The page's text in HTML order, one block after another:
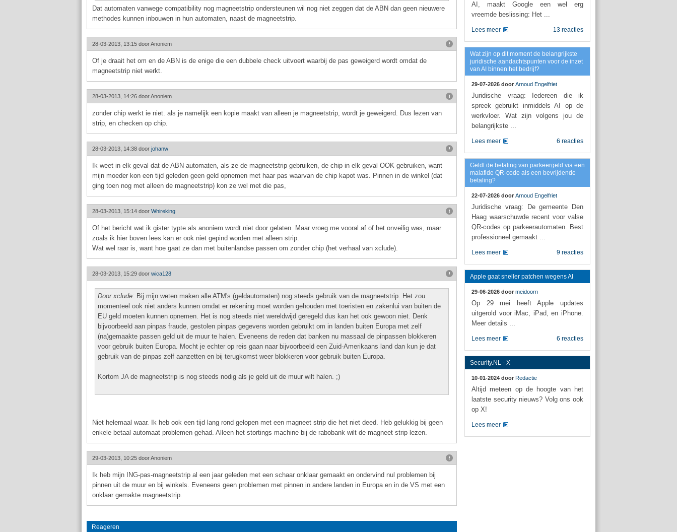
Dat automaten vanwege compatibility nog magneetstrip ondersteunen wil nog niet zeggen dat de ABN dan geen nieuwere
methodes kunnen inbouwen in hun automaten, naast de magneetstrip.
28-03-2013, 13:15 doorAnoniem
Of je draait het om en de ABN is de enige die een dubbele check uitvoert waarbij de pas geweigerd wordt omdat de
magneetstrip niet werkt.
28-03-2013, 14:26 doorAnoniem
zonder chip werkt ie niet. als je namelijk een kopie maakt van alleen je magneetstrip, wordt je geweigerd. Dus lezen van
strip, en checken op chip.
28-03-2013, 14:38 door johanw
Ik weet in elk geval dat de ABN automaten, als ze de magneetstrip gebruiken, de chip in elk geval OOK gebruiken, want
mijn moeder kon een tijd geleden geen geld opnemen met haar pas waarvan de chip kapot was. Pinnen in de winkel (dat
ging toen nog met alleen de magneetstrip) kon ze wel met die pas,
28-03-2013, 15:14 door Whireking
Of het bericht wat ik gister typte als anoniem wordt niet door gelaten. Maar vroeg me vooral af of het onveilig was, maar
zoals ik hier boven lees kan er ook niet gepind worden met alleen strip.
Wat wel raar is, want hoe gaat ze dan met buitenlandse passen om zonder chip (het verhaal van xclude).
28-03-2013, 15:29 door wica128
Door xclude: Bij mijn weten maken alle ATM's (geldautomaten) nog steeds gebruik van de magneetstrip. Het zou
momenteel ook niet anders kunnen omdat er rekening moet worden gehouden met toeristen en zakenlui van buiten de
EU geld moeten kunnen opnemen. Het is nog steeds niet wereldwijd geregeld dus kan het ook gewoon niet. Denk
bijvoorbeeld aan pinpas fraude, gestolen pinpas gegevens worden gebruikt om in landen buiten Europa met zelf
(na)gemaakte passen geld uit de muur te halen. Eveneens de reden dat banken nu massaal de pinpassen blokkeren
voor gebruik buiten Europa. Mocht je echter op reis gaan naar bijvoorbeeld een Zuid-Amerikaans land dan kun je dat
gebruik van de pinpas zelf aanzetten en bij terugkomst weer blokkeren voor gebruik buiten Europa.
Kortom JA de magneetstrip is nog steeds nodig als je geld uit de muur wilt halen. ;)
Niet helemaal waar. Ik heb ook een tijd lang rond gelopen met een magneet strip die het niet deed. Heb gelukkig bij geen
enkele betaal automaat problemen gehad. Alleen het stortings machine bij de rabobank wilt de magneet strip lezen.
29-03-2013, 10:25 doorAnoniem
Ik heb mijn ING-pas-magneetstrip al een jaar geleden met een schaar onklaar gemaakt en ondervind nul problemen bij
pinnen uit de muur en bij winkels. Eveneens geen problemen met pinnen in andere landen in Europa en in de VS met een
onklaar gemakte magneetstrip.
Reageren
AI, maakt Google een wel erg
vreemde beslissing: Het ...
13 reacties
Lees meer
Wat zijn op dit moment de belangrijkste
juridische aandachtspunten voor de inzet
van AI binnen het bedrijf?
29-07-2026 door Arnoud Engelfriet
Juridische vraag: Iedereen die ik
spreek gebruikt inmiddels AI op de
werkvloer. Wat zijn volgens jou de
belangrijkste ...
6 reacties
Lees meer
Geldt de betaling van parkeergeld via een
malafide QR-code als een bevrijdende
betaling?
22-07-2026 door Arnoud Engelfriet
Juridische vraag: De gemeente Den
Haag waarschuwde recent voor valse
QR-codes op parkeerautomaten. Best
professioneel gemaakt ...
9 reacties
Lees meer
Apple gaat sneller patchen wegens AI
29-06-2026 door meidoorn
Op 29 mei heeft Apple updates
uitgerold voor iMac, iPad, en iPhone.
Meer details ...
6 reacties
Lees meer
Security.NL - X
10-01-2024 door Redactie
Altijd meteen op de hoogte van het
laatste security nieuws? Volg ons ook
op X!
Lees meer